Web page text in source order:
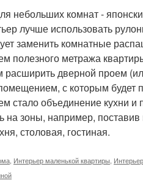
небольших комнат -
лучше использовать
заменить комнатные
полезного метража
расширить дверной проем
с которым будет
стало объединение кухни
на зоны, например,
столовая, гостиная.
Интерьер маленькой квартиры